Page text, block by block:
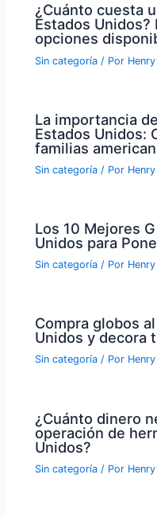
¿Cuánto cuesta
Estados
opciones
Sin categoría / Por
La importancia
Estados Unidos:
familias
Sin categoría / Por
Los 10 Mejores
Unidos para
Sin categoría / Por
Compra globos
Unidos y decora
Sin categoría / Por
¿Cuánto dinero
operación de
Unidos?
Sin categoría / Por